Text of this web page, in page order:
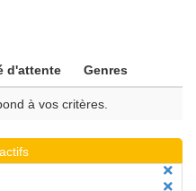
d'attente Genres
à vos critères.